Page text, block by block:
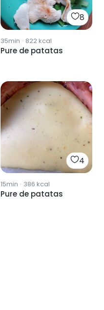
8
35min · 822kcal
Pure de patatas
4
15min · 386 kcal
Pure de patatas